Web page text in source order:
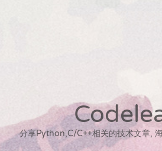
分享Python,C/C++相关的技术文章,